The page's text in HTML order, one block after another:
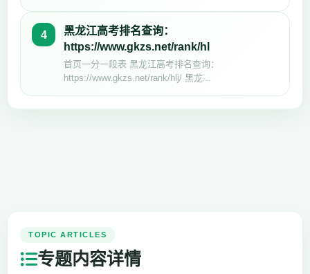
4
黑龙江高考排名查询：
https://www.gkzs.net/rank/hl
首页一分一段表 黑龙江高考排名查询：
https://www.gkzs.net/rank/hlj/ 黑龙...
TOPIC ARTICLES
专题内容详情